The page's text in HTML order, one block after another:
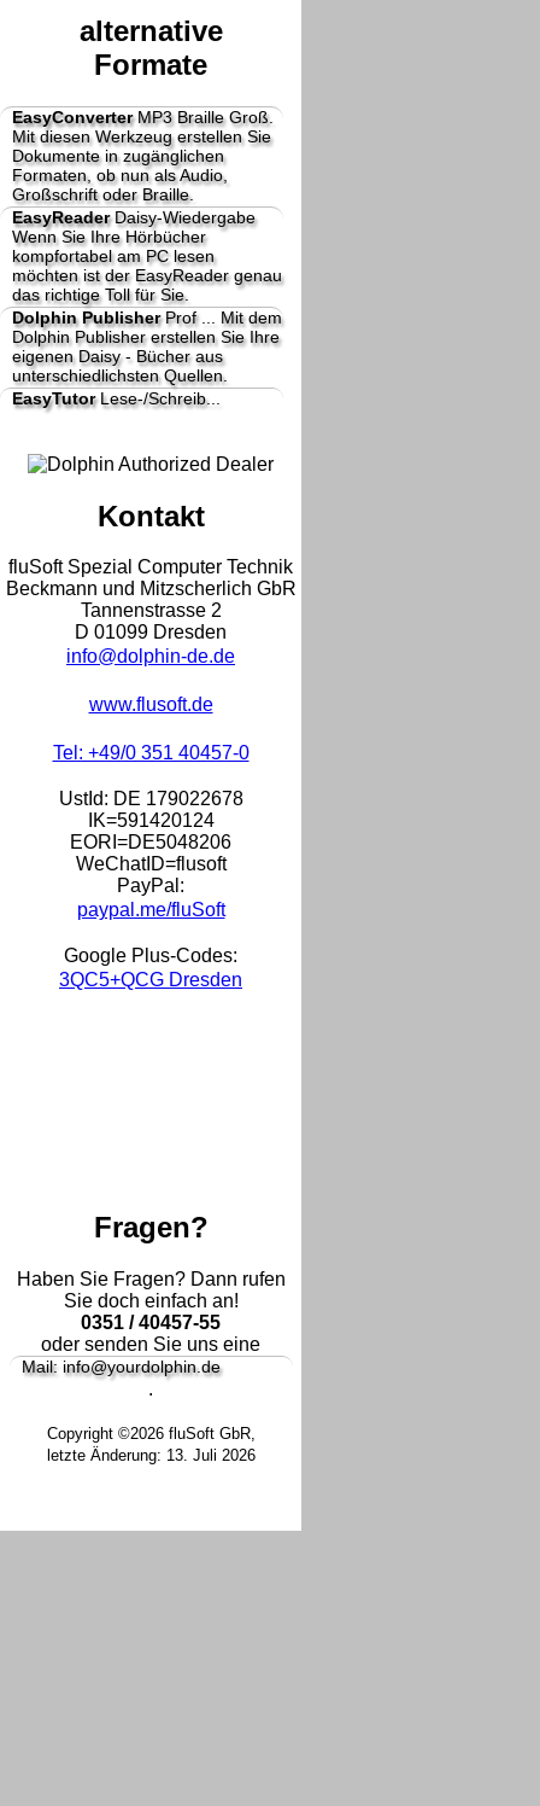
alternative
Formate
EasyConverterMP3 Braille Groß.
Mit diesen Werkzeug erstellen Sie
Dokumente in zugänglichen
Formaten, ob nun als Audio,
Großschrift oder Braille.
EasyReaderDaisy-Wiedergabe
Wenn Sie Ihre Hörbücher
kompfortabel am PC lesen
möchten ist der EasyReader genau
das richtige Toll für Sie.
Dolphin PublisherProf ...
Mit dem
Dolphin Publisher erstellen Sie Ihre
eigenen Daisy - Bücher aus
unterschiedlichsten Quellen.
EasyTutorLese-/Schreib...
Kontakt
fluSoft Spezial Computer Technik
Beckmann und Mitzscherlich GbR
Tannenstrasse 2
D 01099 Dresden
info@dolphin-de.de
www.flusoft.de
Tel: +49/0 351 40457-0
UstId: DE 179022678
IK=591420124
EORI=DE5048206
WeChatID=flusoft
PayPal:
paypal.me/fluSoft
Google Plus-Codes:
3QC5+QCG Dresden
Fragen?
Haben Sie Fragen? Dann rufen
Sie doch einfach an!
0351 / 40457-55
oder senden Sie uns eine
Mail: info@yourdolphin.de
.
Copyright ©2026 fluSoft GbR,
letzte Änderung: 13. Juli 2026
Ok, verstanden Mehr Infos